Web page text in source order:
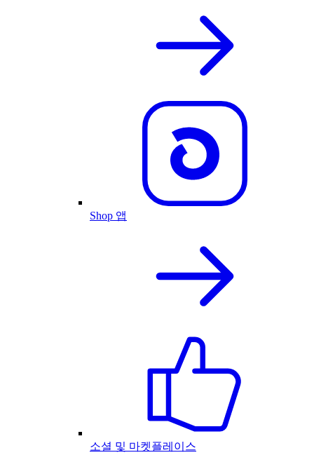
Shop 앱
소셜 및 마켓플레이스